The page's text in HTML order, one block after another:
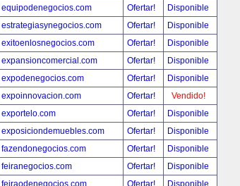
equipodenegocios.com
Ofertar!
Disponible
estrategiasynegocios.com
Ofertar!
Disponible
exitoenlosnegocios.com
Ofertar!
Disponible
expansioncomercial.com
Ofertar!
Disponible
expodenegocios.com
Ofertar!
Disponible
expoinnovacion.com
Ofertar!
Vendido!
exportelo.com
Ofertar!
Disponible
exposiciondemuebles.com
Ofertar!
Disponible
fazendonegocios.com
Ofertar!
Disponible
feiranegocios.com
Ofertar!
Disponible
feiraodenegocios.com
Ofertar!
Disponible